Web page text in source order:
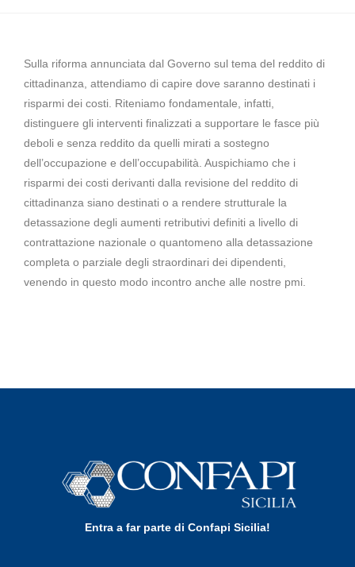
Sulla riforma annunciata dal Governo sul tema del reddito di
cittadinanza, attendiamo di capire dove saranno destinati i
risparmi dei costi. Riteniamo fondamentale, infatti,
distinguere gli interventi finalizzati a supportare le fasce più
deboli e senza reddito da quelli mirati a sostegno
dell’occupazione e dell’occupabilità. Auspichiamo che i
risparmi dei costi derivanti dalla revisione del reddito di
cittadinanza siano destinati o a rendere strutturale la
detassazione degli aumenti retributivi definiti a livello di
contrattazione nazionale o quantomeno alla detassazione
completa o parziale degli straordinari dei dipendenti,
venendo in questo modo incontro anche alle nostre pmi.
Entra a far parte di Confapi Sicilia!